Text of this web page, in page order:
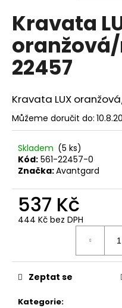
produktu
je
z
5
hvězdiček.
Kravata
22457
Kravata LUX
Můžeme doručit do:
Skladem (5 ks)
Kód: 561-22457-0
Značka:Avantgard
537 Kč
444 Kč bez DPH
Kategorie:
Zeptat se
D
o
p
o
r
č
u
j
e
m
e
SET
LÁTKOVÉ
ŠLE
A
ZAPÍNÁNÍM
KLIPY